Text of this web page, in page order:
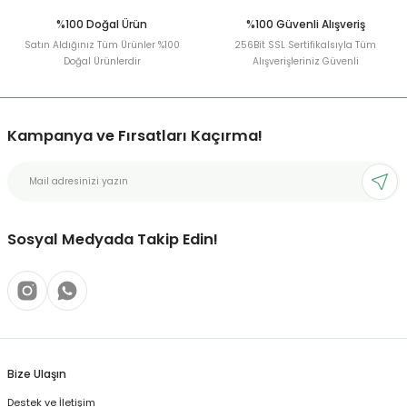
%100 Doğal Ürün
Satın Aldığınız Tüm Ürünler %100
Doğal Ürünlerdir
%100 Güvenli Alışveriş
256Bit SSL Sertifikalsıyla Tüm
Alışverişleriniz Güvenli
Kampanya ve Fırsatları Kaçırma!
Sosyal Medyada Takip Edin!
Bize Ulaşın
Destek ve İletişim